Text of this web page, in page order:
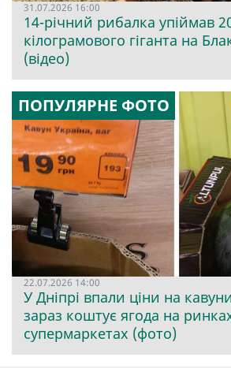
31.07.2026 16:00
14-річний рибалка упіймав
кілограмового гіганта на
(відео)
ПОПУЛЯРНЕ ФОТО
22.07.2026 14:00
У Дніпрі впали ціни на
зараз коштує ягода на
супермаркетах (фото)